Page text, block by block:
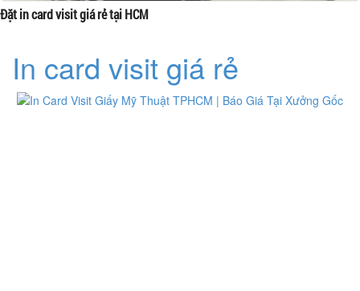
Đặt in card visit giá rẻ tại HCM
In card visit giá rẻ